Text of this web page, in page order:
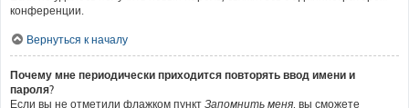
конференции.
Вернуться к началу
Почему мне периодически приходится повторять ввод имени и
пароля?
Если вы не отметили флажком пункт Запомнить меня, вы сможете